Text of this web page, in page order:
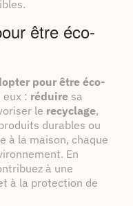
être éco-
pour être éco-
eux : réduire sa
le recyclage,
durables ou
à la maison, chaque
En
à une
à la protection de